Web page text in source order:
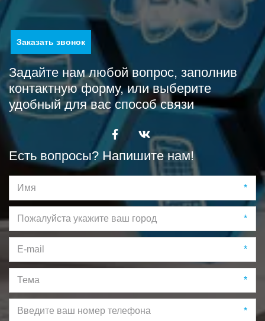
Заказать звонок
Задайте нам любой вопрос, заполнив
контактную форму, или выберите
удобный для вас способ связи
Есть вопросы? Напишите нам!
*
*
*
*
*